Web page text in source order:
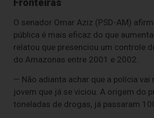
Fronteiras
O senador Omar Aziz (PSD-AM)
pública é mais eficaz do que
relatou que presenciou um controle
do Amazonas entre 2001 e 2002.
— Não adianta achar que a polícia
jovem que já se viciou. A origem do
toneladas de drogas, já passaram